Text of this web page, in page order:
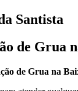
Santista
de Grua
de Grua na